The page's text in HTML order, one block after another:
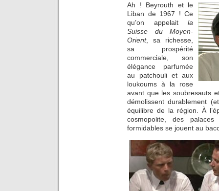
Ah ! Beyrouth et le
Liban de 1967 ! Ce
qu’on appelait la
Suisse du Moyen-
Orient, sa richesse,
sa prospérité
commerciale, son
élégance parfumée
au patchouli et aux
loukoums à la rose
avant que les soubresauts
démolissent durablement
équilibre de la région. À
cosmopolite, des
formidables se jouent au